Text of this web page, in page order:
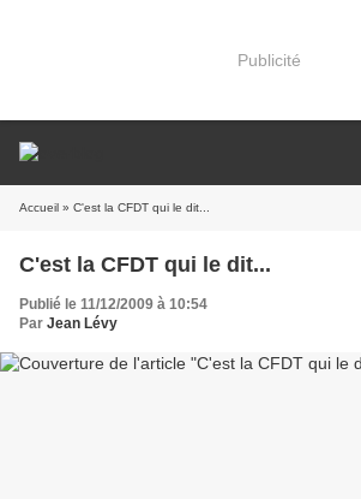
Publicité
Accueil » C'est la CFDT qui le dit...
C'est la CFDT qui le dit...
Publié le 11/12/2009 à 10:54
Par Jean Lévy